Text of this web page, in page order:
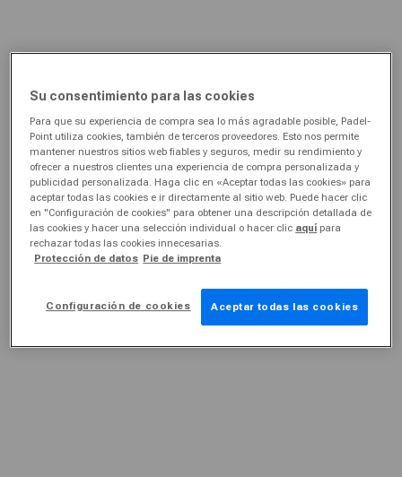
Su consentimiento para las cookies
Para que su experiencia de compra sea lo más agradable posible, Padel-
Point utiliza cookies, también de terceros proveedores. Esto nos permite
mantener nuestros sitios web fiables y seguros, medir su rendimiento y
ofrecer a nuestros clientes una experiencia de compra personalizada y
publicidad personalizada. Haga clic en «Aceptar todas las cookies» para
aceptar todas las cookies e ir directamente al sitio web. Puede hacer clic
en "Configuración de cookies" para obtener una descripción detallada de
las cookies y hacer una selección individual o hacer clic aquí para
rechazar todas las cookies innecesarias.
Protección de datos Pie de imprenta
Configuración de cookies Aceptar todas las cookies